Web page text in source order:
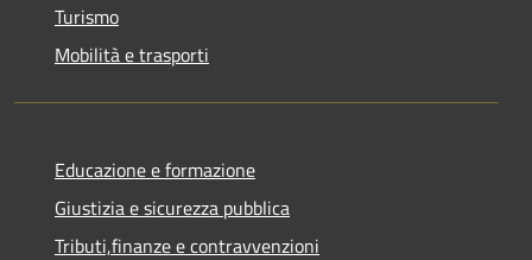
Turismo
Mobilità e trasporti
Educazione e formazione
Giustizia e sicurezza pubblica
Tributi,finanze e contravvenzioni